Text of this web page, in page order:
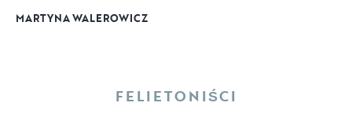
MARTYNA WALEROWICZ
FELIETONIŚCI